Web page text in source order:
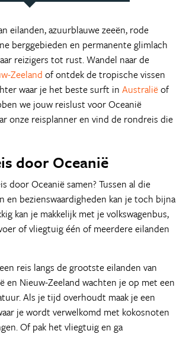
eilanden, azuurblauwe zeeën, rode
berggebieden en permanente glimlach
reizigers tot rust. Wandel naar de
Zeeland of ontdek de tropische vissen
waar je het beste surft in Australiëof
we jouw reislust voor Oceanië
onze reisplanner en vind de rondreis die
door Oceanië
door Oceanië samen? Tussen al die
en bezienswaardigheden kan je toch bijna
kan je makkelijk met je volkswagenbus,
of vliegtuig één of meerdere eilanden
reis langs de grootste eilanden van
en Nieuw-Zeeland wachten je op met een
Als je tijd overhoudt maak je een
je wordt verwelkomd met kokosnoten
Of pak het vliegtuig en ga